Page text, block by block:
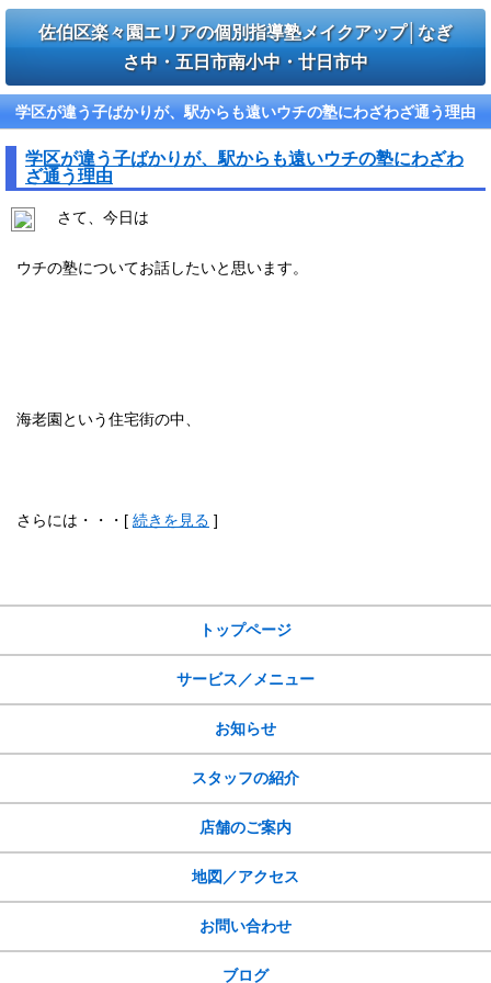
佐伯区楽々園エリアの個別指導塾メイクアップ│なぎ
さ中・五日市南小中・廿日市中
学区が違う子ばかりが、駅からも遠いウチの塾にわざわざ通う理由
学区が違う子ばかりが、駅からも遠いウチの塾にわざわ
ざ通う理由
さて、今日は
ウチの塾についてお話したいと思います。
海老園という住宅街の中、
さらには・・・[ 続きを見る ]
トップページ
サービス／メニュー
お知らせ
スタッフの紹介
店舗のご案内
地図／アクセス
お問い合わせ
ブログ